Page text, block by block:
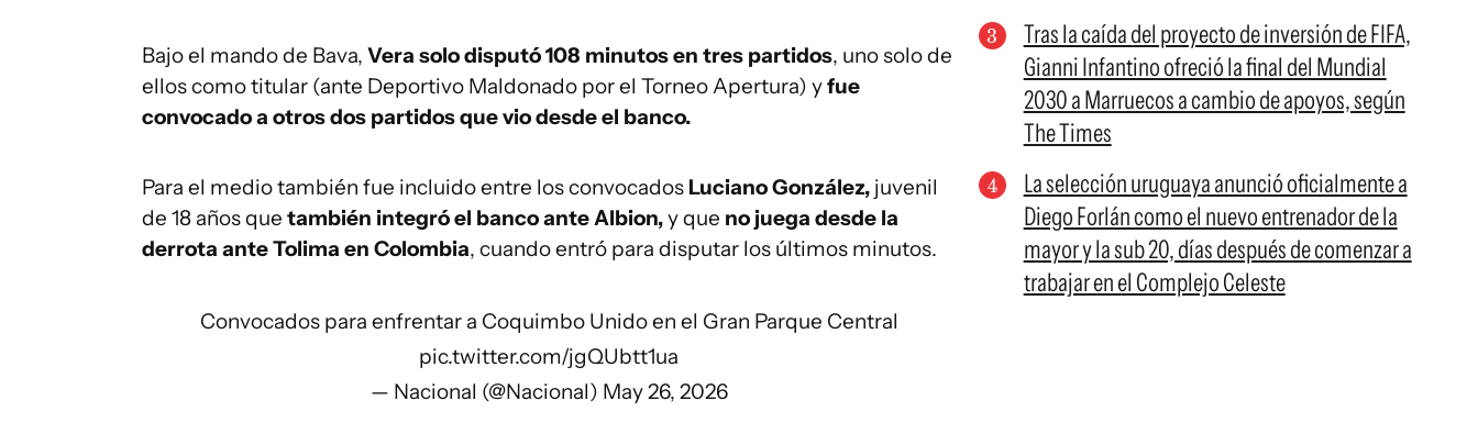
Bajo el mando de Bava, Vera solo disputó 108 minutos en tres partidos, uno solo de
ellos como titular (ante Deportivo Maldonado por el Torneo Apertura) yfue
convocado a otros dos partidos que vio desde el banco.
Para el medio también fue incluido entre los convocados Luciano González, juvenil
de 18 años que también integró el banco ante Albion,y que no juega desde la
derrota ante Tolima en Colombia, cuando entró para disputar los últimos minutos.
Convocados para enfrentar a Coquimbo Unido en el Gran Parque Central
pic.twitter.com/jgQUbtt1ua
— Nacional (@Nacional) May 26, 2026
Tras la caída del proyecto de inversión de FIFA,
Gianni Infantino ofreció la final del Mundial
2030 a Marruecos a cambio de apoyos, según
The Times
La selección uruguaya anunció oficialmente a
Diego Forlán como el nuevo entrenador de la
mayor y la sub 20, días después de comenzar a
trabajar en el Complejo Celeste